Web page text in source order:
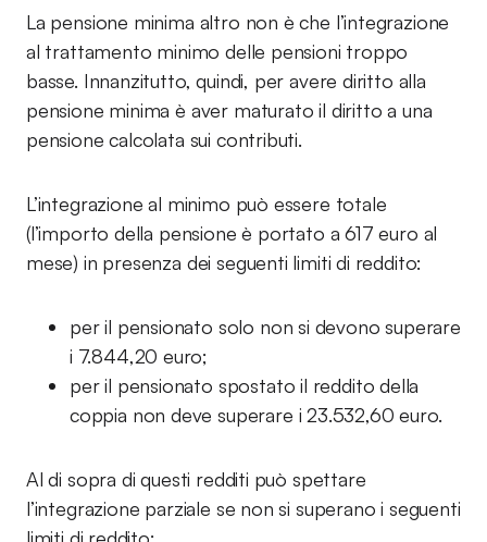
La pensione minima altro non è che l’integrazione
al trattamento minimo delle pensioni troppo
basse. Innanzitutto, quindi, per avere diritto alla
pensione minima è aver maturato il diritto a una
pensione calcolata sui contributi.
L’integrazione al minimo può essere totale
(l’importo della pensione è portato a 617 euro al
mese) in presenza dei seguenti limiti di reddito:
per il pensionato solo non si devono superare
i 7.844,20 euro;
per il pensionato spostato il reddito della
coppia non deve superare i 23.532,60 euro.
Al di sopra di questi redditi può spettare
l’integrazione parziale se non si superano i seguenti